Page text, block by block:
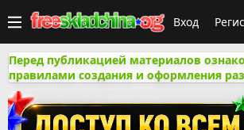
Вход
Перед публикацией материалов
правилами создания и оформления